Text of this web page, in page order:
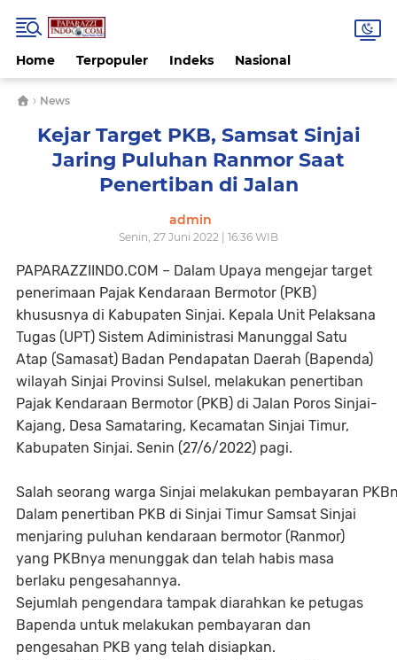
Home Terpopuler Indeks Nasional
› News
Kejar Target PKB, Samsat Sinjai
Jaring Puluhan Ranmor Saat
Penertiban di Jalan
admin
Senin, 27 Juni 2022 | 16:36 WIB
PAPARAZZIINDO.COM – Dalam Upaya mengejar target
penerimaan Pajak Kendaraan Bermotor (PKB)
khususnya di Kabupaten Sinjai. Kepala Unit Pelaksana
Tugas (UPT) Sistem Adiministrasi Manunggal Satu
Atap (Samasat) Badan Pendapatan Daerah (Bapenda)
wilayah Sinjai Provinsi Sulsel, melakukan penertiban
Pajak Kendaraan Bermotor (PKB) di Jalan Poros Sinjai-
Kajang, Desa Samataring, Kecamatan Sinjai Timur,
Kabupaten Sinjai. Senin (27/6/2022) pagi.
Salah seorang warga Sinjai melakukan pembayaran
Dalam penertiban PKB di Sinjai Timur Samsat Sinjai
menjaring puluhan kendaraan bermotor (Ranmor)
yang PKBnya menunggak dan telah habis masa
berlaku pengesahannya.
Sejumlah pengendara tampak diarahkan ke petugas
Bapenda untuk melakukan pembayaran dan
pengesahan PKB yang telah disiapkan.